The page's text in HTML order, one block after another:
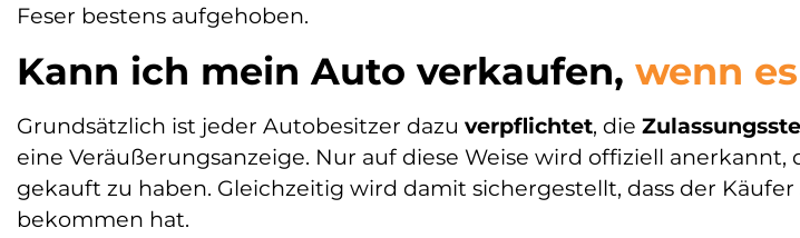
Feser bestens aufgehoben.
Kann ich mein Auto verkaufen, wenn
Grundsätzlich ist jeder Autobesitzer dazu verpflichtet, die
eine Veräußerungsanzeige. Nur auf diese Weise wird offiziell
gekauft zu haben. Gleichzeitig wird damit sichergestellt, dass der
bekommen hat.